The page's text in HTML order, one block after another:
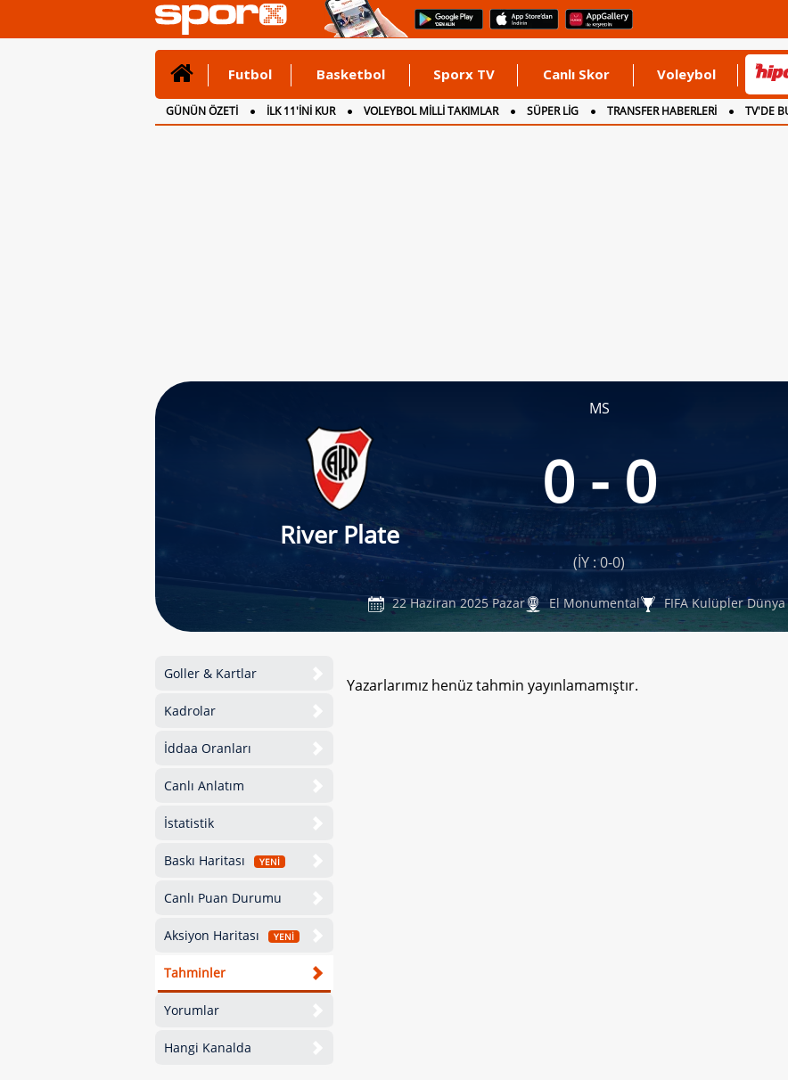
Futbol Basketbol Sporx TV Canlı Skor Voleybol
GÜNÜN ÖZETİ İLK 11'İNİ KUR VOLEYBOL MİLLİ TAKIMLAR SÜPER LİG TRANSFER HABERLERİ TV'DE
CANLI ANLATIM
İNGİLTERE
MS
River Plate
0 - 0
(İY : 0-0)
22 Haziran 2025 Pazar El Monumental FIFA Kulüpler Dünya
Goller & Kartlar
Kadrolar
İddaa Oranları
Canlı Anlatım
İstatistik
Baskı Haritası YENİ
Canlı Puan Durumu
Aksiyon Haritası YENİ
Tahminler
Yorumlar
Hangi Kanalda
Yazarlarımız henüz tahmin yayınlamamıştır.